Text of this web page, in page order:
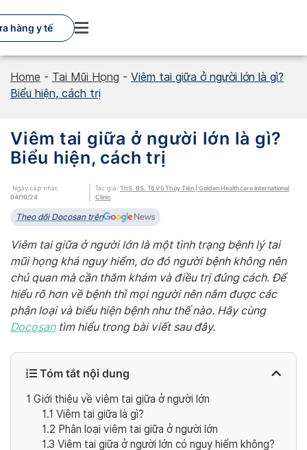
to
content
hàng y tế
Home - Tai Mũi Họng - Viêm tai giữa ở người lớn là gì?
Biểu hiện, cách trị
Viêm tai giữa ở người lớn là gì?
Biểu hiện, cách trị
Ngày cập nhật:
04/10/24
Tác giả: ThS. BS. Tô Vũ Thủy Tiên | Golden Healthcare International
Clinic
Theo dõi Docosan trên
Viêm tai giữa ở người lớn là một tình trạng bệnh lý tai
mũi họng khá nguy hiểm, do đó người bệnh không nên
chủ quan mà cần thăm khám và điều trị đúng cách. Để
hiểu rõ hơn về bệnh thì mọi người nên nắm được các
phân loại và biểu hiện bệnh như thế nào. Hãy cùng
Docosantìm hiểu trong bài viết sau đây.
Tóm tắt nội dung
1 Giới thiệu về viêm tai giữa ở người lớn
1.1 Viêm tai giữa là gì?
1.2 Phân loại viêm tai giữa ở người lớn
1.3 Viêm tai giữa ở người lớn có nguy hiểm không?